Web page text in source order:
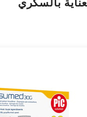
بالسكري